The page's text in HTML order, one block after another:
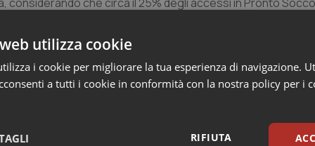
Comitato di Partecipazione e il mondo del volontariato è
sempre più forte”.
utilizza cookie
i cookie per migliorare la tua esperienza di navigazione.
a tutti i cookie in conformità con la nostra policy per i
RIFIUTA